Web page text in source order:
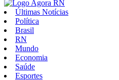
Últimas Notícias
Política
Brasil
RN
Mundo
Economia
Saúde
Esportes